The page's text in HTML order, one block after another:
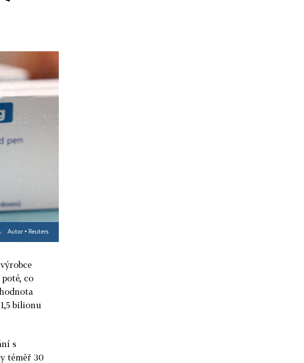
Autor ▪ Reuters
co
bilionu
s
téměř 30